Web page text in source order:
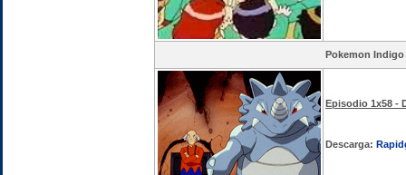
Pokemon Indigo
Episodio 1x58 -
Descarga: